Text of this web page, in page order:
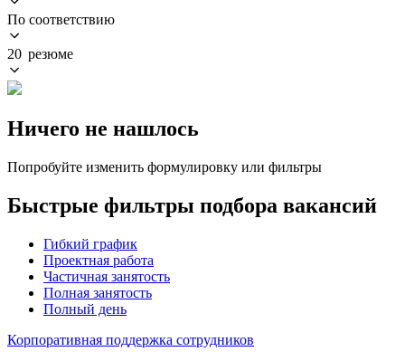
По соответствию
20 резюме
Ничего не нашлось
Попробуйте изменить формулировку или фильтры
Быстрые фильтры подбора вакансий
Гибкий график
Проектная работа
Частичная занятость
Полная занятость
Полный день
Корпоративная поддержка сотрудников